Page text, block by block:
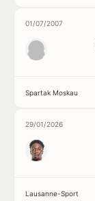
01/07/2007
Spartak Moskau
29/01/2026
Lausanne-Sport